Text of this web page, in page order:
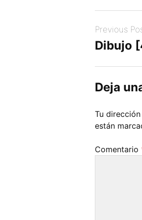
Previous
Dibujo
Deja
Tu
están
Comentario